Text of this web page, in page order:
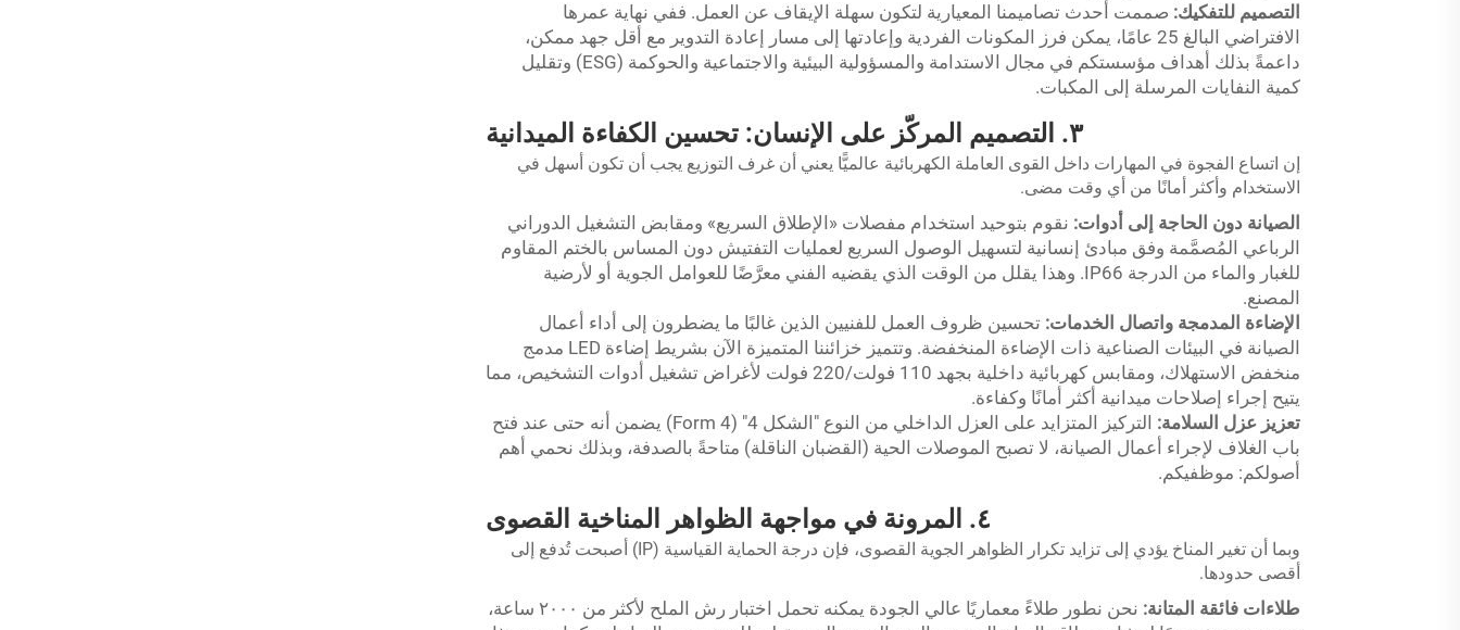
التصميم للتفكيك: صممت أحدث تصاميمنا المعيارية لتكون سهلة الإيقاف عن العمل. ففي نهاية عمرها
الافتراضي البالغ 25 عامًا، يمكن فرز المكونات الفردية وإعادتها إلى مسار إعادة التدوير مع أقل جهد ممكن،
داعمةً بذلك أهداف مؤسستكم في مجال الاستدامة والمسؤولية البيئية والاجتماعية والحوكمة (ESG) وتقليل
كمية النفايات المرسلة إلى المكبات.
٣. التصميم المركّز على الإنسان: تحسين الكفاءة الميدانية
إن اتساع الفجوة في المهارات داخل القوى العاملة الكهربائية عالميًّا يعني أن غرف التوزيع يجب أن تكون أسهل في
الاستخدام وأكثر أمانًا من أي وقت مضى.
الصيانة دون الحاجة إلى أدوات: نقوم بتوحيد استخدام مفصلات «الإطلاق السريع» ومقابض التشغيل الدوراني
الرباعي المُصمَّمة وفق مبادئ إنسانية لتسهيل الوصول السريع لعمليات التفتيش دون المساس بالختم المقاوم
للغبار والماء من الدرجة IP66. وهذا يقلل من الوقت الذي يقضيه الفني معرَّضًا للعوامل الجوية أو لأرضية
المصنع.
الإضاءة المدمجة واتصال الخدمات: تحسين ظروف العمل للفنيين الذين غالبًا ما يضطرون إلى أداء أعمال
الصيانة في البيئات الصناعية ذات الإضاءة المنخفضة. وتتميز خزائننا المتميزة الآن بشريط إضاءة LED مدمج
منخفض الاستهلاك، ومقابس كهربائية داخلية بجهد 110 فولت/220 فولت لأغراض تشغيل أدوات التشخيص، مما
يتيح إجراء إصلاحات ميدانية أكثر أمانًا وكفاءة.
تعزيز عزل السلامة:
التركيز المتزايد على العزل الداخلي من النوع "الشكل 4" (Form 4) يضمن أنه حتى عند فتح
باب الغلاف لإجراء أعمال الصيانة، لا تصبح الموصلات الحية (القضبان الناقلة) متاحةً بالصدفة، وبذلك نحمي أهم
أصولكم: موظفيكم.
٤. المرونة في مواجهة الظواهر المناخية القصوى
وبما أن تغير المناخ يؤدي إلى تزايد تكرار الظواهر الجوية القصوى، فإن درجة الحماية القياسية (IP) أصبحت تُدفع إلى
أقصى حدودها.
طلاءات فائقة المتانة:
نحن نطور طلاءً معماريًا عالي الجودة يمكنه تحمل اختبار رش الملح لأكثر من ٢٠٠٠ ساعة،